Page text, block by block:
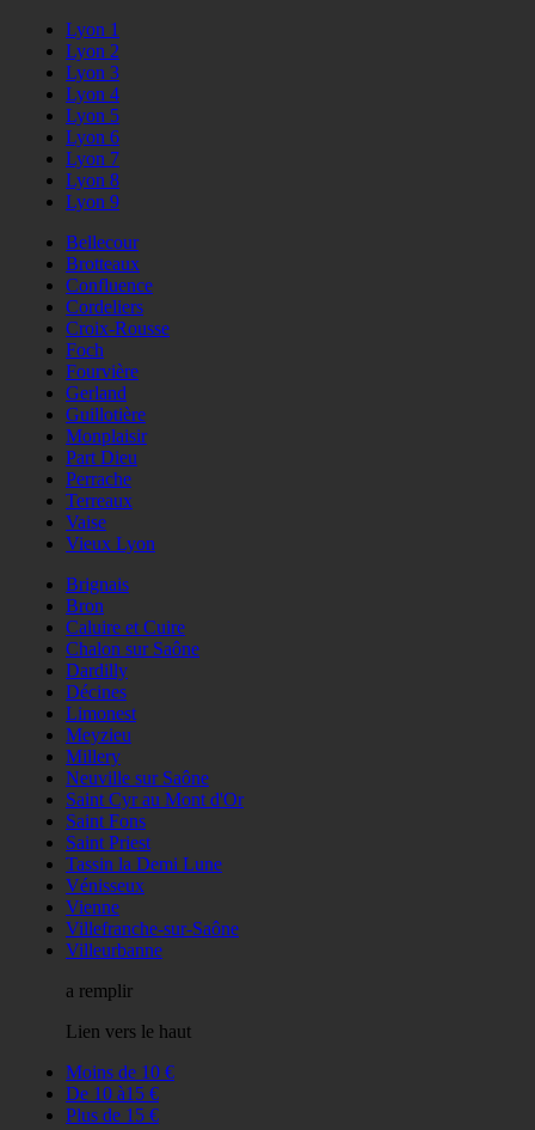
Lyon 1
Lyon 2
Lyon 3
Lyon 4
Lyon 5
Lyon 6
Lyon 7
Lyon 8
Lyon 9
Bellecour
Brotteaux
Confluence
Cordeliers
Croix-Rousse
Foch
Fourvière
Gerland
Guillotière
Monplaisir
Part Dieu
Perrache
Terreaux
Vaise
Vieux Lyon
Brignais
Bron
Caluire et Cuire
Chalon sur Saône
Dardilly
Décines
Limonest
Meyzieu
Millery
Neuville sur Saône
Saint Cyr au Mont d'Or
Saint Fons
Saint Priest
Tassin la Demi Lune
Vénisseux
Vienne
Villefranche-sur-Saône
Villeurbanne
a remplir
Lien vers le haut
Moins de 10 €
De 10 à15 €
Plus de 15 €